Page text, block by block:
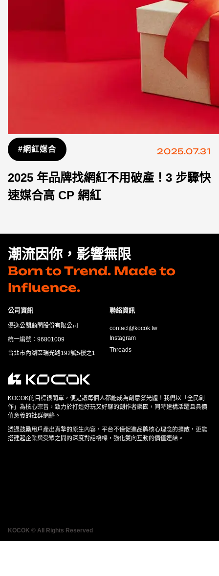
#網紅媒合 2025.07.31
2025 年品牌找網紅不用破產！3 步驟快
速媒合高 CP 網紅
潮流因你，影響無限
Born to Trend. Made to
Influence.
公司資訊
優逸公關顧問股份有限公司
統一編號：96801009
台北市內湖區瑞光路192號5樓之1
聯絡資訊
contact@kocok.tw
Instagram
Threads
KOCOK的目標很簡單，便是讓每個人都能成為創意發光體！我們以「全民創
作」為核心宗旨，致力於打造好玩又好聊的創作者樂園，同時建構活躍且具價
值意義的社群網絡。
透過鼓勵用戶產出真摯的原生內容，平台不僅促進品牌核心理念的擴散，更能
搭建起企業與受眾之間的深度對話橋樑，強化雙向互動的價值連結。
KOCOK © All Rights Reserved